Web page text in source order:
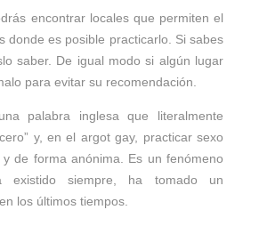
encontrar locales que permiten el
donde es posible practicarlo. Si sabes
saber. De igual modo si algún lugar
para evitar su recomendación.
palabra inglesa que literalmente
y, en el argot gay, practicar sexo
de forma anónima. Es un fenómeno
existido siempre, ha tomado un
los últimos tiempos.